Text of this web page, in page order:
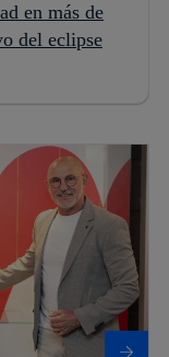
en más de
del eclipse